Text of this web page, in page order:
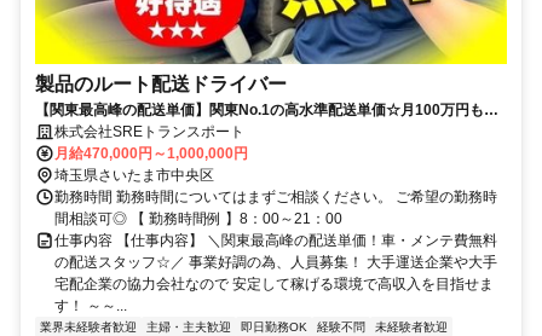
製品のルート配送ドライバー
【関東最高峰の配送単価】関東No.1の高水準配送単価☆月100万円も目
指せます！
株式会社SREトランスポート
月給470,000円～1,000,000円
埼玉県さいたま市中央区
勤務時間 勤務時間についてはまずご相談ください。 ご希望の勤務時
間相談可◎ 【 勤務時間例 】8：00～21：00
仕事内容 【仕事内容】 ＼関東最高峰の配送単価！車・メンテ費無料
の配送スタッフ☆／ 事業好調の為、人員募集！ 大手運送企業や大手
宅配企業の協力会社なので 安定して稼げる環境で高収入を目指せま
す！ ～～...
業界未経験者歓迎 主婦・主夫歓迎 即日勤務OK 経験不問
未経験者歓迎